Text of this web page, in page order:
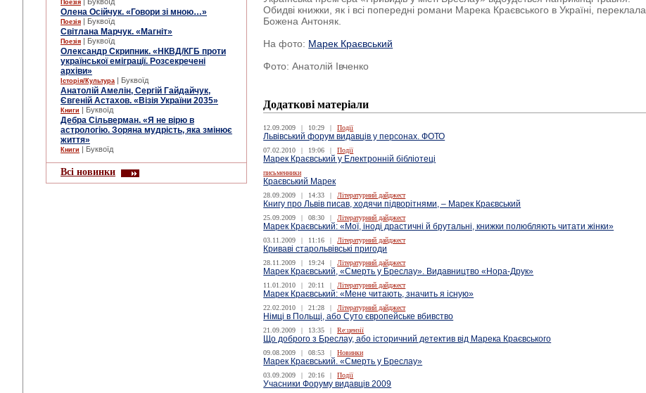
Поезія
Олена Осійчук. «Говори зі мною…»
Поезія | Буквоїд
Світлана Марчук. «Магніт»
Поезія | Буквоїд
Олександр Скрипник. «НКВД/КГБ проти
української еміграції. Розсекречені
архіви»
Історія/Культура | Буквоїд
Анатолій Амелін, Сергій Гайдайчук,
Євгеній Астахов. «Візія України 2035»
Книги | Буквоїд
Дебра Сільверман. «Я не вірю в
астрологію. Зоряна мудрість, яка змінює
життя»
Книги | Буквоїд
Всі новинки
Обидві книжки, як і всі попередні романи Марека Краєвського в Україні, переклала
Божена Антоняк.
На фото: Марек Краєвський
Фото: Анатолій Івченко
Додаткові матеріали
12.09.2009 | 10:29 | Події
Львівський форум видавців у персонах. ФОТО
07.02.2010 | 19:06 | Події
Марек Краєвський у Електронній бібліотеці
письменники
Краєвський Марек
28.09.2009 | 14:33 | Літературний дайджест
Книгу про Львів писав, ходячи підворітнями, – Марек Краєвський
25.09.2009 | 08:30 | Літературний дайджест
Марек Краєвський: «Мої, іноді драстичні й брутальні, книжки полюбляють читати жінки»
03.11.2009 | 11:16 | Літературний дайджест
Криваві старольвівські пригоди
28.11.2009 | 19:24 | Літературний дайджест
Марек Краєвський, «Смерть у Бреслау». Видавництво «Нора-Друк»
11.01.2010 | 20:11 | Літературний дайджест
Марек Краєвський: «Мене читають, значить я існую»
22.02.2010 | 21:28 | Літературний дайджест
Німці в Польщі, або Суто європейське вбивство
21.09.2009 | 13:35 | Re:цензії
Що доброго з Бреслау, або історичний детектив від Марека Краєвського
09.08.2009 | 08:53 | Новинки
Марек Краєвський. «Смерть у Бреслау»
03.09.2009 | 20:16 | Події
Учасники Форуму видавців 2009